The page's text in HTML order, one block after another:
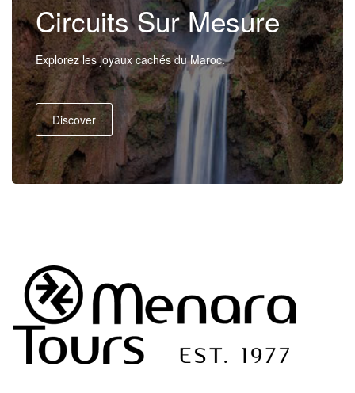
Circuits Sur Mesure
Explorez les joyaux cachés du Maroc.
Discover